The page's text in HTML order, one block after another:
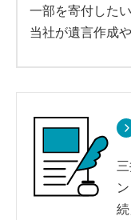
一部を寄付した
当社が遺言作成